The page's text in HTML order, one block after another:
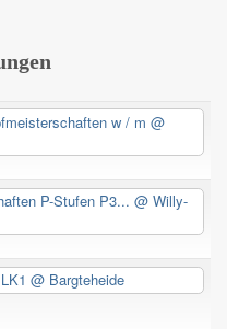
w / m@
P-Stufen P3...@ Willy-
LK1@ Bargteheide